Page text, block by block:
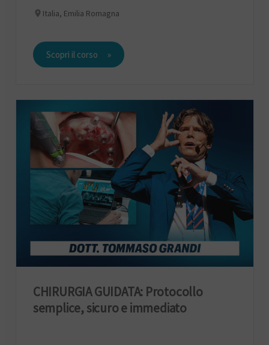
Italia, Emilia Romagna
Scopri il corso
CHIRURGIA GUIDATA: Protocollo
semplice, sicuro e immediato